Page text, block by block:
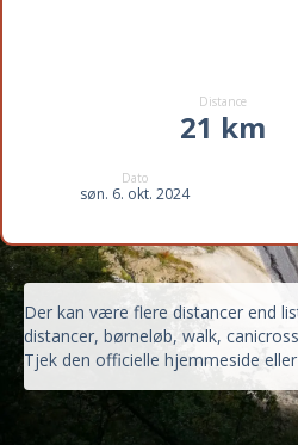
Distance
21 km
Dato
søn. 6. okt. 2024
Der kan være flere distancer end
distancer, børneløb, walk,
Tjek den officielle hjemmeside